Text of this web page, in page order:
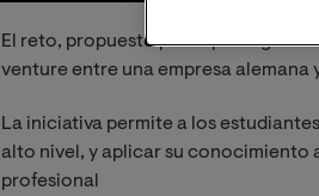
El reto, propuesto por el prestigioso
venture entre una empresa alemana
La iniciativa permite a los
alto nivel, y aplicar su conocimiento
profesional